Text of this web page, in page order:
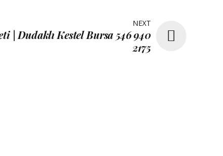
NEXT
| Dudaklı Kestel Bursa 546 940
2175